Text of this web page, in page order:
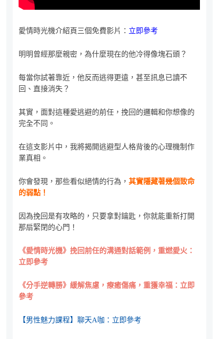
愛情時光機介紹頁三個免費影片： 立即參考
明明曾經那麼親密，為什麼現在的他冷得像塊石頭？
每當你試著靠近，他反而逃得更遠，甚至訊息已讀不
回、直接消失？
其實，面對這種愛逃避的前任，挽回的邏輯和你想像的
完全不同。
在這支影片中，我將揭開逃避型人格背後的心理機制作
業真相。
你會發現，那些看似絕情的行為，其實隱藏著幾個致命
的弱點！
因為挽回是有攻略的，只要拿對鑰匙，你就能重新打開
那扇緊閉的心門！
《愛情時光機》挽回前任的溝通對話範例，重燃愛火：
立即參考
《分手逆轉勝》緩解焦慮，療癒傷痛，重獲幸福：立即
參考
【男性魅力課程】聊天A咖：立即參考